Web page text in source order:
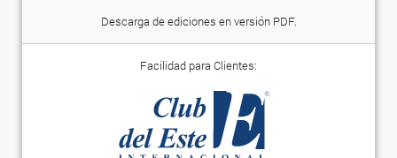
Descarga de ediciones en versión PDF.
Facilidad para Clientes: